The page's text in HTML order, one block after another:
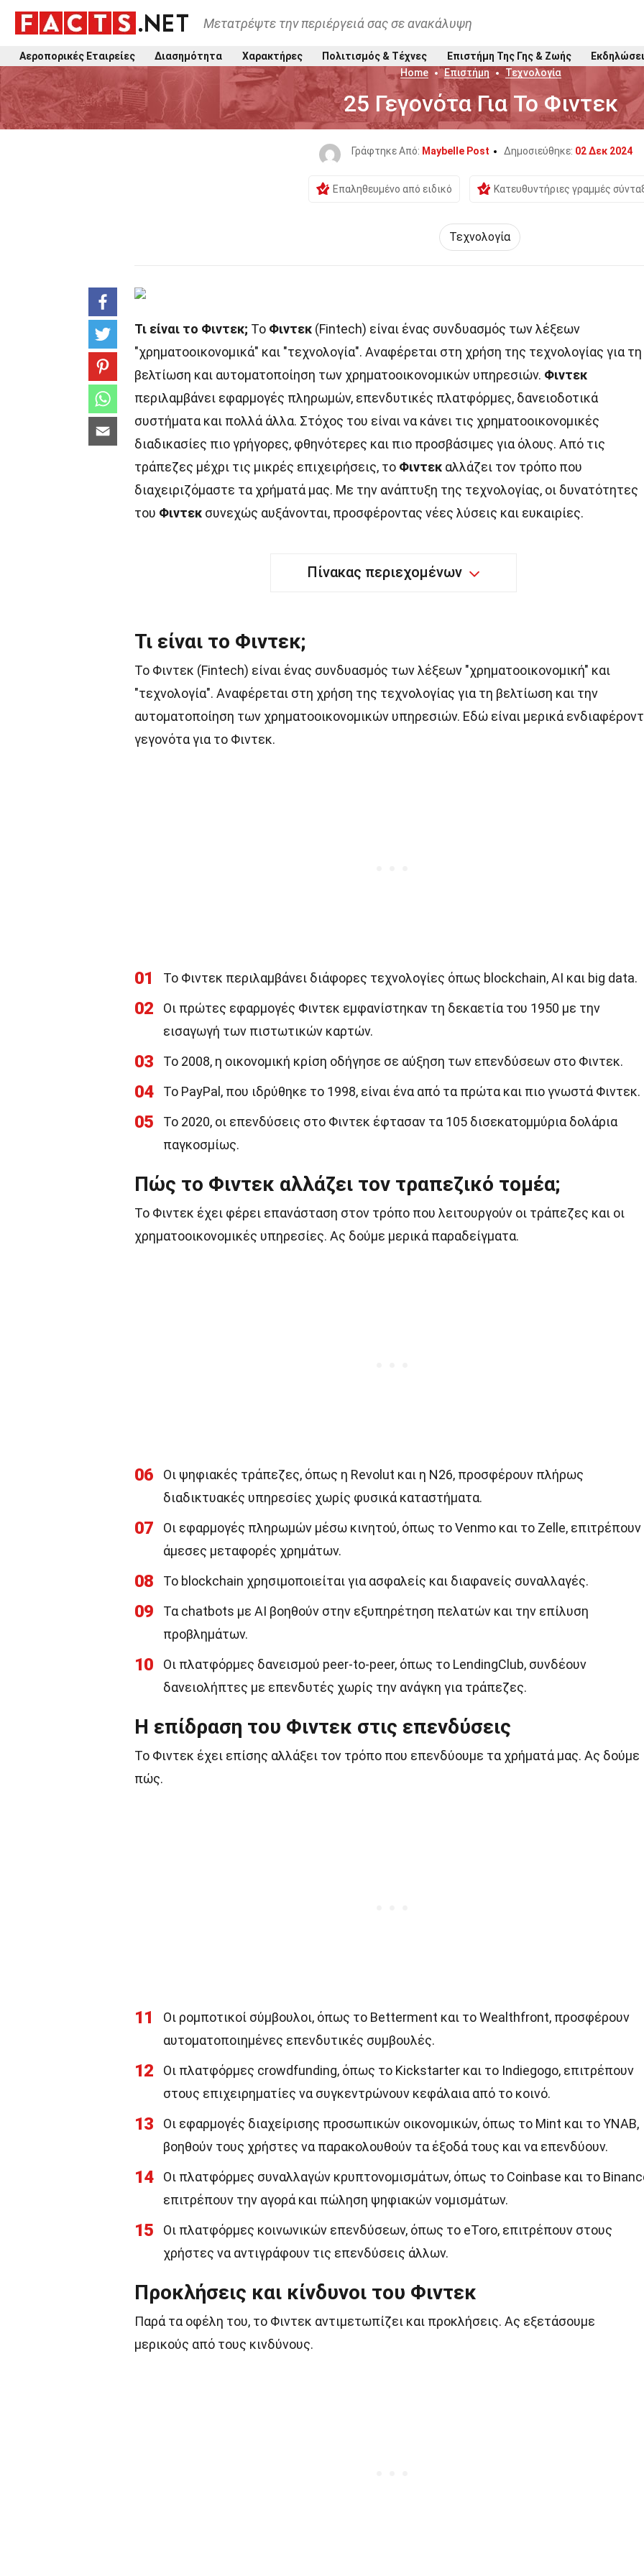
Μετατρέψτε την περιέργειά σας σε ανακάλυψη
Αεροπορικές Εταιρείες Διασημότητα Χαρακτήρες Πολιτισμός & Τέχνες Επιστήμη Της Γης & Ζωής
Home
Επιστήμη Τεχνολογία
25 Γεγονότα Για Το Φιντεκ
Γράφτηκε Από: Maybelle Post Δημοσιεύθηκε: 02 Δεκ 2024
Επαληθευμένο από ειδικό Κατευθυντήριες γραμμές
Τεχνολογία
Τι είναι το Φιντεκ; Το Φιντεκ (Fintech) είναι ένας συνδυασμός των λέξεων
"χρηματοοικονομικά" και "τεχνολογία". Αναφέρεται στη χρήση της τεχνολογίας για τη
βελτίωση και αυτοματοποίηση των χρηματοοικονομικών υπηρεσιών. Φιντεκ
περιλαμβάνει εφαρμογές πληρωμών, επενδυτικές πλατφόρμες, δανειοδοτικά
συστήματα και πολλά άλλα. Στόχος του είναι να κάνει τις χρηματοοικονομικές
διαδικασίες πιο γρήγορες, φθηνότερες και πιο προσβάσιμες για όλους. Από τις
τράπεζες μέχρι τις μικρές επιχειρήσεις, το Φιντεκ αλλάζει τον τρόπο που
διαχειριζόμαστε τα χρήματά μας. Με την ανάπτυξη της τεχνολογίας, οι δυνατότητες
του Φιντεκ συνεχώς αυξάνονται, προσφέροντας νέες λύσεις και ευκαιρίες.
Πίνακας περιεχομένων
Τι είναι το Φιντεκ;
Το Φιντεκ (Fintech) είναι ένας συνδυασμός των λέξεων "χρηματοοικονομική" και
"τεχνολογία". Αναφέρεται στη χρήση της τεχνολογίας για τη βελτίωση και την
αυτοματοποίηση των χρηματοοικονομικών υπηρεσιών. Εδώ είναι μερικά
γεγονότα για το Φιντεκ.
01 Το Φιντεκ περιλαμβάνει διάφορες τεχνολογίες όπως blockchain, AI και big data.
02
Οι πρώτες εφαρμογές Φιντεκ εμφανίστηκαν τη δεκαετία του 1950 με την
εισαγωγή των πιστωτικών καρτών.
03 Το 2008, η οικονομική κρίση οδήγησε σε αύξηση των επενδύσεων στο Φιντεκ.
04 Το PayPal, που ιδρύθηκε το 1998, είναι ένα από τα πρώτα και πιο γνωστά Φιντεκ.
05
Το 2020, οι επενδύσεις στο Φιντεκ έφτασαν τα 105 δισεκατομμύρια δολάρια
παγκοσμίως.
Πώς το Φιντεκ αλλάζει τον τραπεζικό τομέα;
Το Φιντεκ έχει φέρει επανάσταση στον τρόπο που λειτουργούν οι τράπεζες και οι
χρηματοοικονομικές υπηρεσίες. Ας δούμε μερικά παραδείγματα.
06
Οι ψηφιακές τράπεζες, όπως η Revolut και η N26, προσφέρουν πλήρως
διαδικτυακές υπηρεσίες χωρίς φυσικά καταστήματα.
07
Οι εφαρμογές πληρωμών μέσω κινητού, όπως το Venmo και το Zelle, επιτρέπουν
άμεσες μεταφορές χρημάτων.
08 Το blockchain χρησιμοποιείται για ασφαλείς και διαφανείς συναλλαγές.
09
Τα chatbots με AI βοηθούν στην εξυπηρέτηση πελατών και την επίλυση
προβλημάτων.
10
Οι πλατφόρμες δανεισμού peer-to-peer, όπως το LendingClub, συνδέουν
δανειολήπτες με επενδυτές χωρίς την ανάγκη για τράπεζες.
Η επίδραση του Φιντεκ στις επενδύσεις
Το Φιντεκ έχει επίσης αλλάξει τον τρόπο που επενδύουμε τα χρήματά μας. Ας δούμε
πώς.
11
Οι ρομποτικοί σύμβουλοι, όπως το Betterment και το Wealthfront, προσφέρουν
αυτοματοποιημένες επενδυτικές συμβουλές.
12
Οι πλατφόρμες crowdfunding, όπως το Kickstarter και το Indiegogo, επιτρέπουν
στους επιχειρηματίες να συγκεντρώνουν κεφάλαια από το κοινό.
13
Οι εφαρμογές διαχείρισης προσωπικών οικονομικών, όπως το Mint και το YNAB,
βοηθούν τους χρήστες να παρακολουθούν τα έξοδά τους και να επενδύουν.
14
Οι πλατφόρμες συναλλαγών κρυπτονομισμάτων, όπως το Coinbase και το
επιτρέπουν την αγορά και πώληση ψηφιακών νομισμάτων.
15
Οι πλατφόρμες κοινωνικών επενδύσεων, όπως το eToro, επιτρέπουν στους
χρήστες να αντιγράφουν τις επενδύσεις άλλων.
Προκλήσεις και κίνδυνοι του Φιντεκ
Παρά τα οφέλη του, το Φιντεκ αντιμετωπίζει και προκλήσεις. Ας εξετάσουμε
μερικούς από τους κινδύνους.